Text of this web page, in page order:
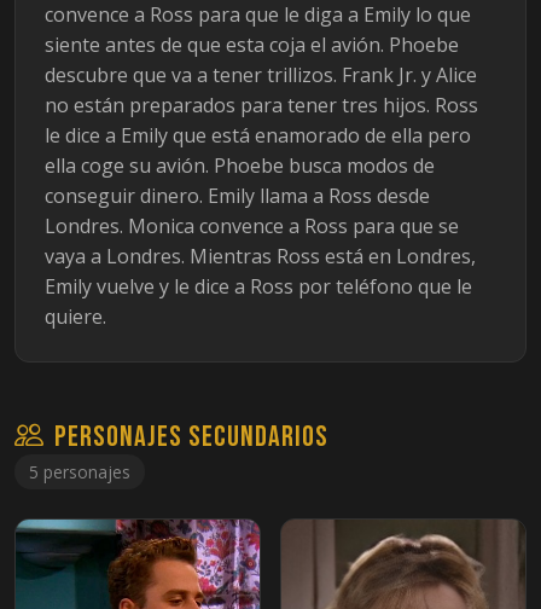
convence a Ross para que le diga a Emily lo que
siente antes de que esta coja el avión. Phoebe
descubre que va a tener trillizos. Frank Jr. y Alice
no están preparados para tener tres hijos. Ross
le dice a Emily que está enamorado de ella pero
ella coge su avión. Phoebe busca modos de
conseguir dinero. Emily llama a Ross desde
Londres. Monica convence a Ross para que se
vaya a Londres. Mientras Ross está en Londres,
Emily vuelve y le dice a Ross por teléfono que le
quiere.
Personajes secundarios
5 personajes